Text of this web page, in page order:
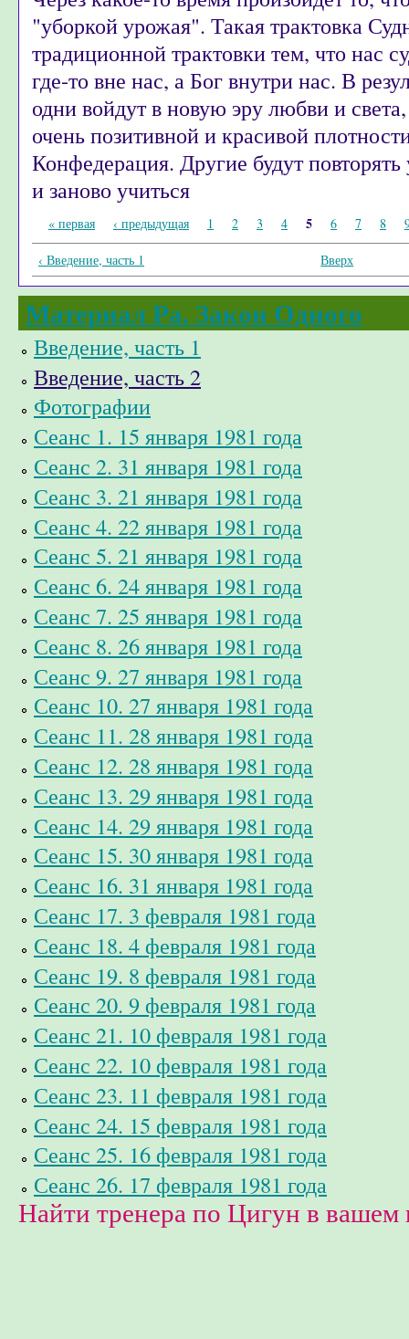
"уборкой урожая". Такая трактовка
традиционной трактовки тем, что нас
где-то вне нас, а Бог внутри нас. В
одни войдут в новую эру любви и
очень позитивной и красивой
Конфедерация. Другие будут
и заново учиться
Страницы
« первая ‹ предыдущая 1 2 3 4 5 6 7 8
‹ Введение, часть 1 Вверх
Материал Ра. Закон Одного
Введение, часть 1
Введение, часть 2
Фотографии
Сеанс 1. 15 января 1981 года
Сеанс 2. 31 января 1981 года
Сеанс 3. 21 января 1981 года
Сеанс 4. 22 января 1981 года
Сеанс 5. 21 января 1981 года
Сеанс 6. 24 января 1981 года
Сеанс 7. 25 января 1981 года
Сеанс 8. 26 января 1981 года
Сеанс 9. 27 января 1981 года
Сеанс 10. 27 января 1981 года
Сеанс 11. 28 января 1981 года
Сеанс 12. 28 января 1981 года
Сеанс 13. 29 января 1981 года
Сеанс 14. 29 января 1981 года
Сеанс 15. 30 января 1981 года
Сеанс 16. 31 января 1981 года
Сеанс 17. 3 февраля 1981 года
Сеанс 18. 4 февраля 1981 года
Сеанс 19. 8 февраля 1981 года
Сеанс 20. 9 февраля 1981 года
Сеанс 21. 10 февраля 1981 года
Сеанс 22. 10 февраля 1981 года
Сеанс 23. 11 февраля 1981 года
Сеанс 24. 15 февраля 1981 года
Сеанс 25. 16 февраля 1981 года
Сеанс 26. 17 февраля 1981 года
Найти тренера по Цигун в вашем